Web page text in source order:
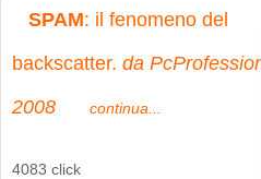
SPAM: il fenomeno del
backscatter. da
2008
continua...
4083 click